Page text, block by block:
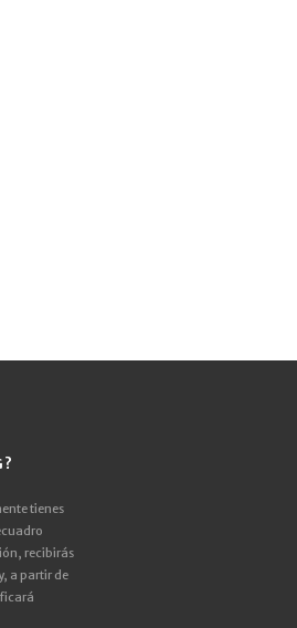
tienes
recibirás
a partir de